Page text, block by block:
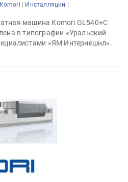
Komori | Инсталляции |
машина Komori GL540+С
в типографии «Уральский
«ЯМ Интернешнл».